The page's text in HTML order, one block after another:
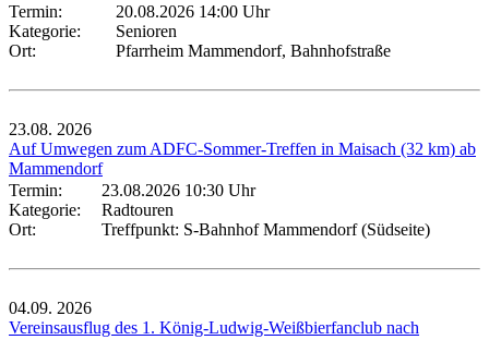
Termin:
20.08.2026 14:00 Uhr
Kategorie:
Senioren
Ort:
Pfarrheim Mammendorf, Bahnhofstraße
23.08. 2026
Auf Umwegen zum ADFC-Sommer-Treffen in Maisach (32 km) ab
Mammendorf
Termin:
23.08.2026 10:30 Uhr
Kategorie:
Radtouren
Ort:
Treffpunkt: S-Bahnhof Mammendorf (Südseite)
04.09. 2026
Vereinsausflug des 1. König-Ludwig-Weißbierfanclub nach